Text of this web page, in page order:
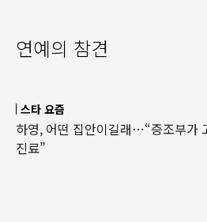
연예의 참견
스타 요즘
하영, 어떤 집안이길래…“증조부가
진료”